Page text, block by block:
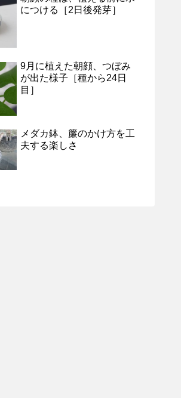
につける［2日後発芽］
9月に植えた朝顔、つぼみ
が出た様子［種から24日
目］
メダカ鉢、簾のかけ方を工
夫する楽しさ